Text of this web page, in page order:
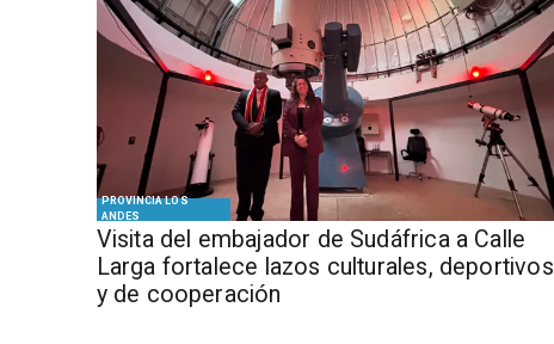
PROVINCIA LOS
ANDES
​Visita del embajador de Sudáfrica a Calle
Larga fortalece lazos culturales, deportivos
y de cooperación